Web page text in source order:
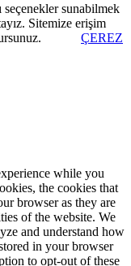
seçenekler sunabilmek
Sitemize erişim
ÇEREZ
while you
the cookies that
browser as they are
of the website. We
and understand how
in your browser
to opt-out of these